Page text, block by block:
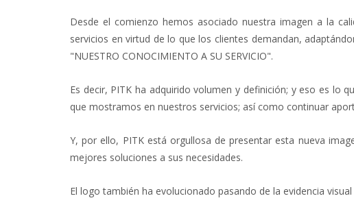
Desde el comienzo hemos asociado nuestra imagen a la
servicios en virtud de lo que los clientes demandan,
"NUESTRO CONOCIMIENTO A SU SERVICIO".
Es decir, PITK ha adquirido volumen y definición; y eso es lo
que mostramos en nuestros servicios; así como continuar
Y, por ello, PITK está orgullosa de presentar esta nueva
mejores soluciones a sus necesidades.
El logo también ha evolucionado pasando de la evidencia